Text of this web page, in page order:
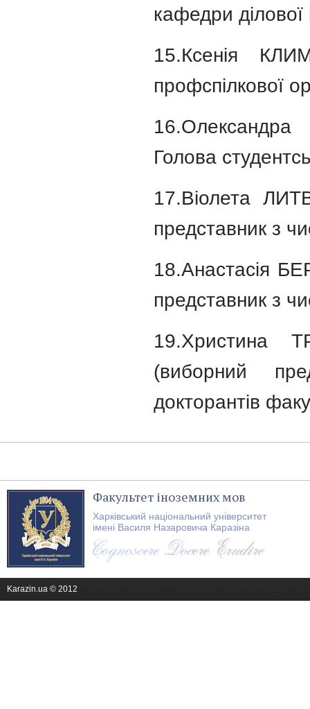
кафедри
15.Ксенія
профспілкової
Голова
17.Віолета
представник з
18.Анастасія
представник з
19.Христина
(виборний
докторантів
Факультет іноземних мов
Харківський національний університет
імені Василя Назаровича Каразіна
Karazin.ua © 2012